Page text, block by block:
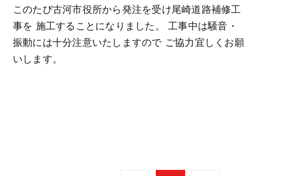
このたび古河市役所から発注を受け尾崎道路補修工
事を 施工することになりました。 工事中は騒音・
振動には十分注意いたしますので ご協力宜しくお願
いします。